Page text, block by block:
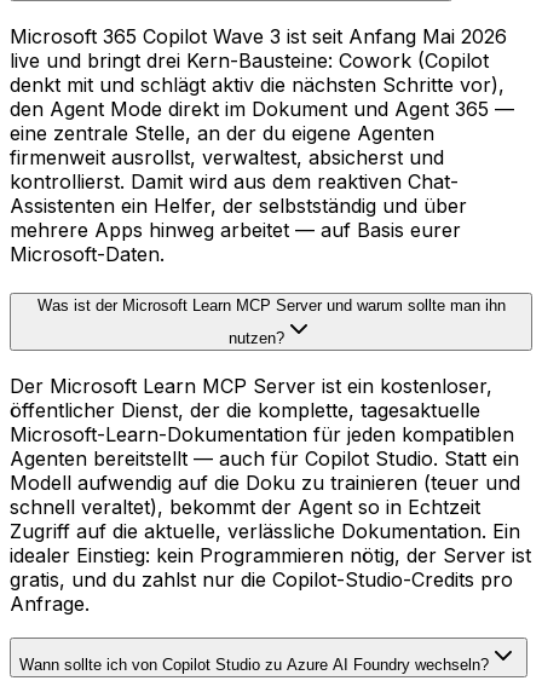
Microsoft 365 Copilot Wave 3 ist seit Anfang Mai 2026
live und bringt drei Kern-Bausteine: Cowork (Copilot
denkt mit und schlägt aktiv die nächsten Schritte vor),
den Agent Mode direkt im Dokument und Agent 365 —
eine zentrale Stelle, an der du eigene Agenten
firmenweit ausrollst, verwaltest, absicherst und
kontrollierst. Damit wird aus dem reaktiven Chat-
Assistenten ein Helfer, der selbstständig und über
mehrere Apps hinweg arbeitet — auf Basis eurer
Microsoft-Daten.
Was ist der Microsoft Learn MCP Server und warum sollte man ihn
nutzen?
Der Microsoft Learn MCP Server ist ein kostenloser,
öffentlicher Dienst, der die komplette, tagesaktuelle
Microsoft-Learn-Dokumentation für jeden kompatiblen
Agenten bereitstellt — auch für Copilot Studio. Statt ein
Modell aufwendig auf die Doku zu trainieren (teuer und
schnell veraltet), bekommt der Agent so in Echtzeit
Zugriff auf die aktuelle, verlässliche Dokumentation. Ein
idealer Einstieg: kein Programmieren nötig, der Server ist
gratis, und du zahlst nur die Copilot-Studio-Credits pro
Anfrage.
Wann sollte ich von Copilot Studio zu Azure AI Foundry wechseln?